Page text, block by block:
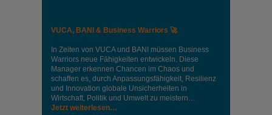
VUCA, BANI & Business Warriors 🚀
In Zeiten von VUCA und BANI müssen Business
Warriors neue Fähigkeiten entwickeln. Diese
Manager erkennen Chancen im Chaos und
schaffen es, durch Anpassungsfähigkeit, Resilienz
und Innovation globale Unsicherheiten in
Wirtschaft, Politik und Umwelt zu meistern…
Jetzt weiterlesen…